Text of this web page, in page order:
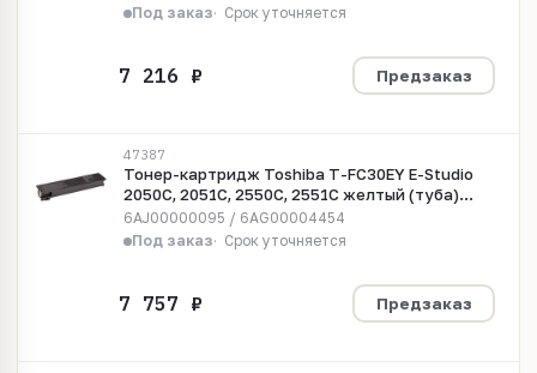
Под заказ
Срок уточняется
Предзаказ
47387
Тонер-картридж Toshiba T-FC30EY E-Studio
2050C, 2051C, 2550C, 2551C желтый (туба)
(Katun)
6AJ00000095 / 6AG00004454
Под заказ
Срок уточняется
Предзаказ